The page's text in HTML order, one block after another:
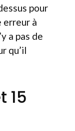
pour
erreur à
a pas de
qu’il
15